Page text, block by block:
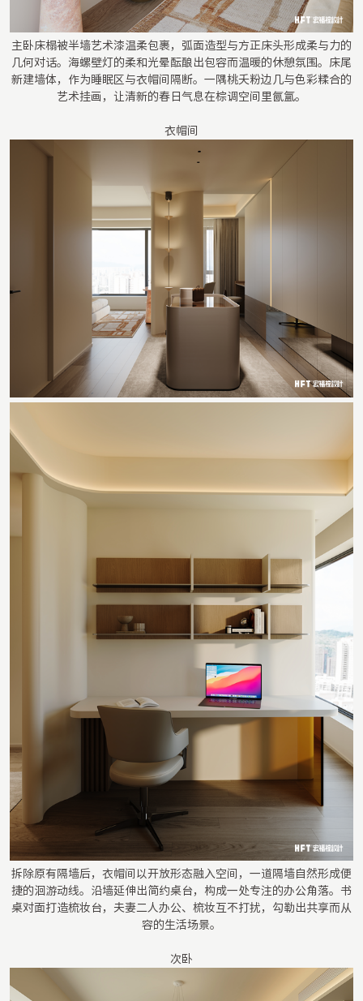
主卧床榻被半墙艺术漆温柔包裹，弧面造型与方正床头形成柔与力的
几何对话。海螺壁灯的柔和光晕酝酿出包容而温暖的休憩氛围。床尾
新建墙体，作为睡眠区与衣帽间隔断。一隅桃夭粉边几与色彩糅合的
艺术挂画，让清新的春日气息在棕调空间里氤氲。
衣帽间
拆除原有隔墙后，衣帽间以开放形态融入空间，一道隔墙自然形成便
捷的洄游动线。沿墙延伸出简约桌台，构成一处专注的办公角落。书
桌对面打造梳妆台，夫妻二人办公、梳妆互不打扰，勾勒出共享而从
容的生活场景。
次卧